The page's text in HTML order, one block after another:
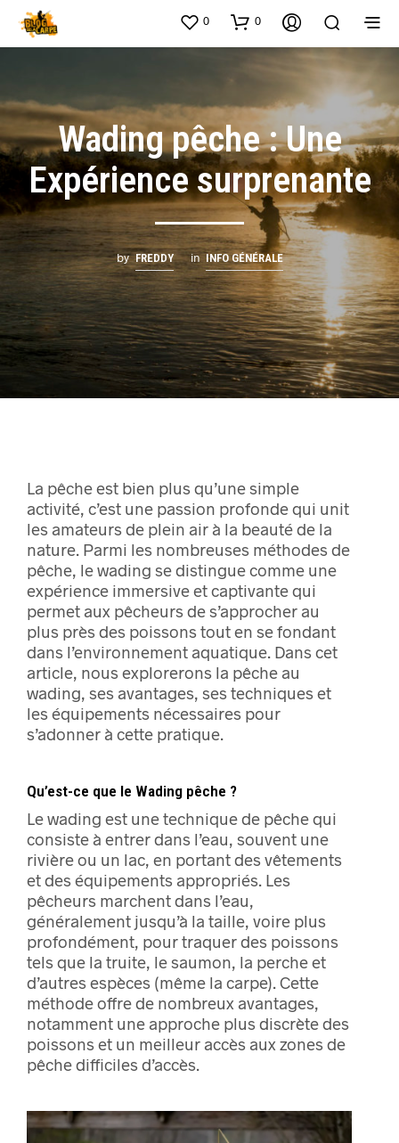
0 0
Wading pêche : Une
Expérience surprenante
by FREDDY in INFO GÉNÉRALE
La pêche est bien plus qu’une simple
activité, c’est une passion profonde qui unit
les amateurs de plein air à la beauté de la
nature. Parmi les nombreuses méthodes de
pêche, le wading se distingue comme une
expérience immersive et captivante qui
permet aux pêcheurs de s’approcher au
plus près des poissons tout en se fondant
dans l’environnement aquatique. Dans cet
article, nous explorerons la pêche au
wading, ses avantages, ses techniques et
les équipements nécessaires pour
s’adonner à cette pratique.
Qu’est-ce que le Wading pêche ?
Le wading est une technique de pêche qui
consiste à entrer dans l’eau, souvent une
rivière ou un lac, en portant des vêtements
et des équipements appropriés. Les
pêcheurs marchent dans l’eau,
généralement jusqu’à la taille, voire plus
profondément, pour traquer des poissons
tels que la truite, le saumon, la perche et
d’autres espèces (même la carpe). Cette
méthode offre de nombreux avantages,
notamment une approche plus discrète des
poissons et un meilleur accès aux zones de
pêche difficiles d’accès.